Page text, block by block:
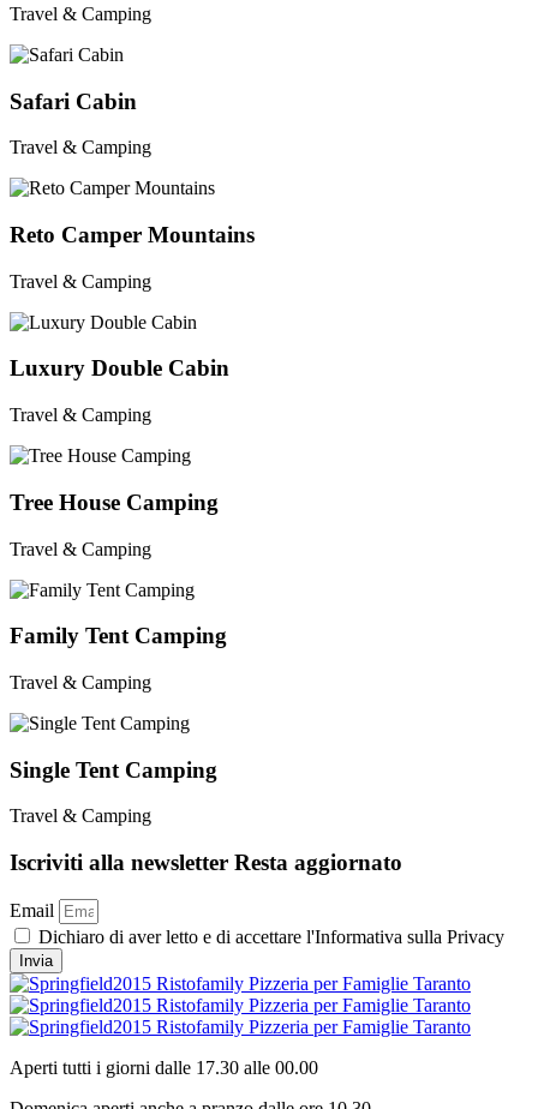
Travel & Camping
Safari Cabin
Travel & Camping
Reto Camper Mountains
Travel & Camping
Luxury Double Cabin
Travel & Camping
Tree House Camping
Travel & Camping
Family Tent Camping
Travel & Camping
Single Tent Camping
Travel & Camping
Iscriviti alla newsletter Resta aggiornato
Email
Dichiaro di aver letto e di accettare l'Informativa sulla Privacy
Invia
Aperti tutti i giorni dalle 17.30 alle 00.00